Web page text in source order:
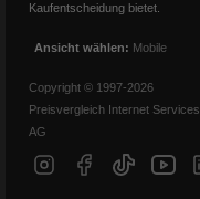
Kaufentscheidung bietet.
Ansicht wählen: Mobile
Copyright © 1997-2026
Preisvergleich Internet Services
AG